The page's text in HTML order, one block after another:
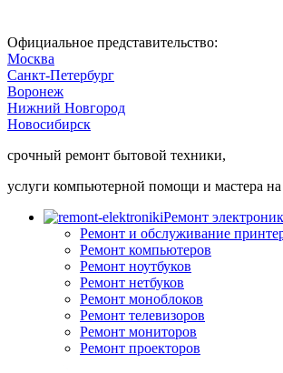
Официальное представительство:
Москва
Санкт-Петербург
Воронеж
Нижний Новгород
Новосибирск
срочный ремонт бытовой техники,
услуги компьютерной помощи и мастера на
Ремонт
Ремонт и обслуживание
Ремонт компьютеров
Ремонт ноутбуков
Ремонт нетбуков
Ремонт моноблоков
Ремонт телевизоров
Ремонт мониторов
Ремонт проекторов